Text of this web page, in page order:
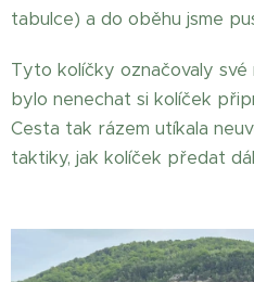
tabulce) a do oběhu jsme
Tyto kolíčky označovaly své
bylo nenechat si kolíček
Cesta tak rázem utíkala
taktiky, jak kolíček předat